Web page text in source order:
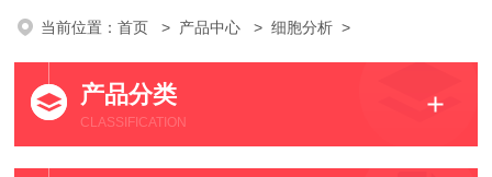
当前位置：首页 > 产品中心 >细胞分析 >
产品分类
CLASSIFICATION